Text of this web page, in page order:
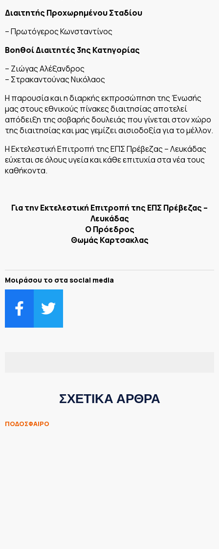
Διαιτητής Προχωρημένου Σταδίου
– Πρωτόγερος Κωνσταντίνος
Βοηθοί Διαιτητές 3ης Κατηγορίας
– Ζιώγας Αλέξανδρος
– Στρακαντούνας Νικόλαος
Η παρουσία και η διαρκής εκπροσώπηση της Ένωσής
μας στους εθνικούς πίνακες διαιτησίας αποτελεί
απόδειξη της σοβαρής δουλειάς που γίνεται στον χώρο
της διαιτησίας και μας γεμίζει αισιοδοξία για το μέλλον.
Η Εκτελεστική Επιτροπή της ΕΠΣ Πρέβεζας – Λευκάδας
εύχεται σε όλους υγεία και κάθε επιτυχία στα νέα τους
καθήκοντα.
Για την Εκτελεστική Επιτροπή της ΕΠΣ Πρέβεζας –
Λευκάδας
Ο Πρόεδρος
Θωμάς Καρτσακλας
Μοιράσου το στα social media
ΣΧΕΤΙΚΑ ΑΡΘΡΑ
ΠΟΔΟΣΦΑΙΡΟ